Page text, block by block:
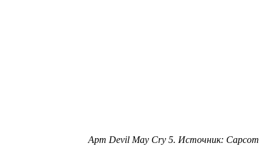
Арт Devil May Cry 5. Источник: Capcom